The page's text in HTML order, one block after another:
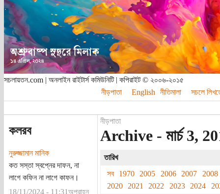
সচলায়তন.com | অনলাইন রাইটার্স কমিউনিটি | কপিরাইট © ২০০৬-২০১৫
নীড়পাতা
English নীতিমালা সচলে
কলরব
নুরুজ্জামান মানিক
কত সস্তা স্বপ্নের দাফন, না
লাগে কফিন না লাগে কাফন।
18/11/2024 - 11:31অপরাহ্ন
নীড়পাতা
Archive - মার্চ 3,
তারিখ
সব
1970 2005 2006 2007
2008
2020
2021 2022 2023 2024